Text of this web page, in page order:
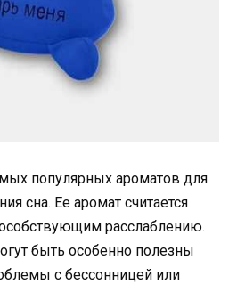
популярных ароматов для
сна. Ее аромат считается
расслаблению.
быть особенно полезны
с бессонницей или